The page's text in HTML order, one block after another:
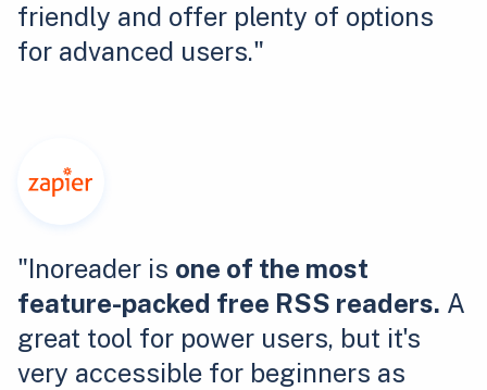
friendly and offer plenty of options
for advanced users."
"Inoreader is one of the most
feature-packed free RSS readers. A
great tool for power users, but it's
very accessible for beginners as